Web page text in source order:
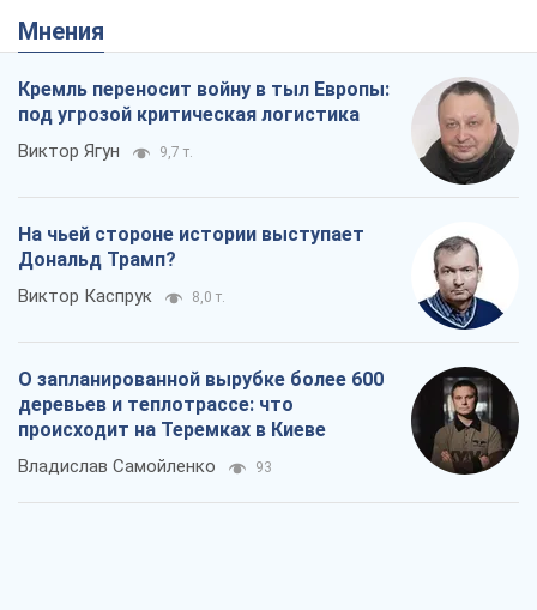
Мнения
Кремль переносит войну в тыл Европы:
под угрозой критическая логистика
Виктор Ягун 9,7 т.
На чьей стороне истории выступает
Дональд Трамп?
Виктор Каспрук 8,0 т.
О запланированной вырубке более 600
деревьев и теплотрассе: что
происходит на Теремках в Киеве
Владислав Самойленко 93